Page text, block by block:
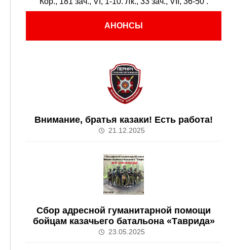
АНОНСЫ
Внимание, братья казаки! Есть работа!
21.12.2025
Сбор адресной гуманитарной помощи
бойцам казачьего батальона «Таврида»
23.05.2025